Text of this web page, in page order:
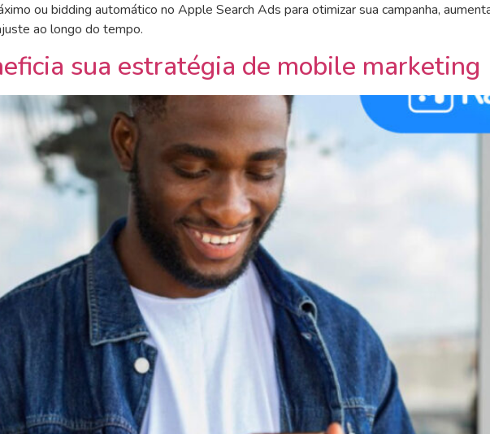
ou bidding automático no Apple Search Ads para otimizar sua campanha,
ao longo do tempo.
sua estratégia de mobile marketing